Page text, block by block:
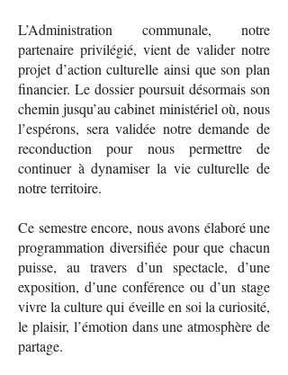
L’Administration communale, notre
partenaire privilégié, vient de valider notre
projet d’action culturelle ainsi que son plan
financier. Le dossier poursuit désormais son
chemin jusqu’au cabinet ministériel où, nous
l’espérons, sera validée notre demande de
reconduction pour nous permettre de
continuer à dynamiser la vie culturelle de
notre territoire.
Ce semestre encore, nous avons élaboré une
programmation diversifiée pour que chacun
puisse, au travers d’un spectacle, d’une
exposition, d’une conférence ou d’un stage
vivre la culture qui éveille en soi la curiosité,
le plaisir, l’émotion dans une atmosphère de
partage.